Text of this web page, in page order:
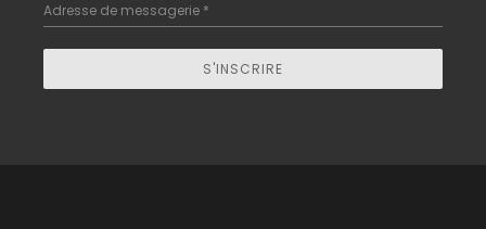
Adresse de messagerie *
S'INSCRIRE